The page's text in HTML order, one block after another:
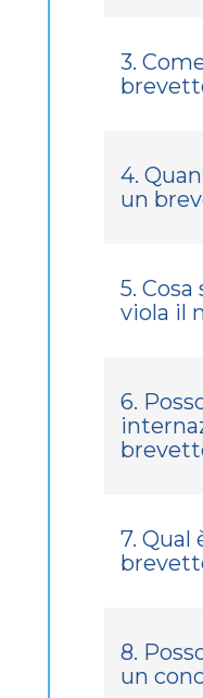
3.
4.
un
5.
viola il
6.
7. Qual
8.
un